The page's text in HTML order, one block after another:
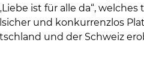
ist für alle da“, welches
und konkurrenzlos
und der Schweiz